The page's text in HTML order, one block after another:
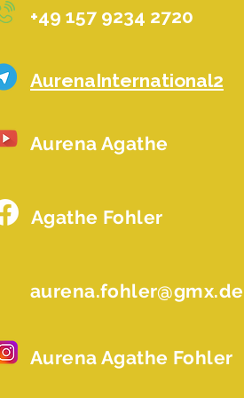
+49 157 9234 2720
AurenaInternational2
Aurena Agathe
Agathe Fohler
aurena.fohler@gmx.de
Aurena Agathe Fohler